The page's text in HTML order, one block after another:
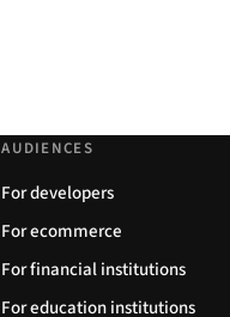
AUDIENCES
For developers
For ecommerce
For financial institutions
For education institutions